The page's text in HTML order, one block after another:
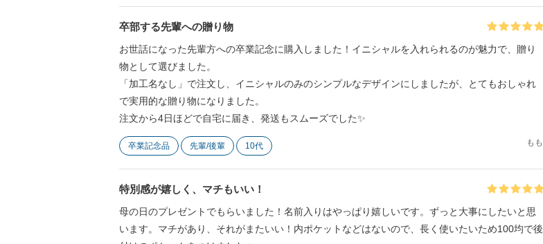
卒部する先輩への贈り物
お世話になった先輩方への卒業記念に購入しました！イニシャルを入れられるのが魅力で、贈り
物として選びました。
「加工名なし」で注文し、イニシャルのみのシンプルなデザインにしましたが、とてもおしゃれ
で実用的な贈り物になりました。
注文から4日ほどで自宅に届き、発送もスムーズでした✨
卒業記念品 先輩/後輩 10代 もも
特別感が嬉しく、マチもいい！
母の日のプレゼントでもらいました！名前入りはやっぱり嬉しいです。ずっと大事にしたいと思
います。マチがあり、それがまたいい！内ポケットなどはないので、長く使いたいため100均で後